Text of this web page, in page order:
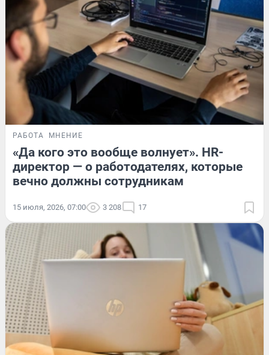
РАБОТА МНЕНИЕ
«Да кого это вообще волнует». HR-
директор — о работодателях, которые
вечно должны сотрудникам
15 июля, 2026, 07:00 3 208 17